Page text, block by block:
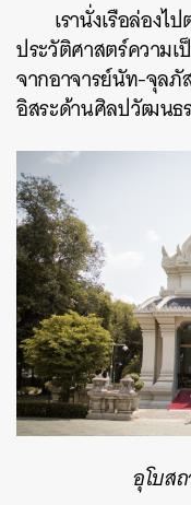
เรานั่งเรือล่องไ
ประวัติศาสตร์ความ
จากอาจารย์นัท-จุล
อิสระด้านศิลปวัฒนธ
อุโบสถ